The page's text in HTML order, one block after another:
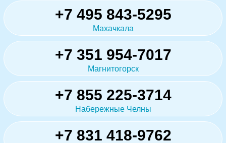
+7 495 843-5295
Махачкала
+7 351 954-7017
Магнитогорск
+7 855 225-3714
Набережные Челны
+7 831 418-9762